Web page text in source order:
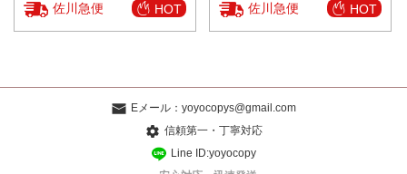
佐川急便 HOT 佐川急便 HOT
Eメール： yoyocopys@gmail.com
信頼第一・丁寧対応
Line ID:yoyocopy